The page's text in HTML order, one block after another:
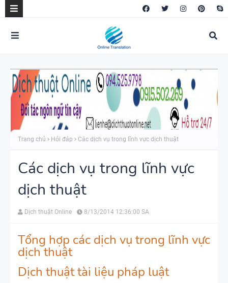
Trang chủ Hỏi đáp Các dịch vụ trong lĩnh vực dịch thuật
Các dịch vụ trong lĩnh vực
dịch thuật
Dịch thuật Online 8/13/2014 12:36:00 SA
Tổng hợp các dịch vụ trong lĩnh vực
dịch thuật
Dịch thuật tài liệu pháp luật